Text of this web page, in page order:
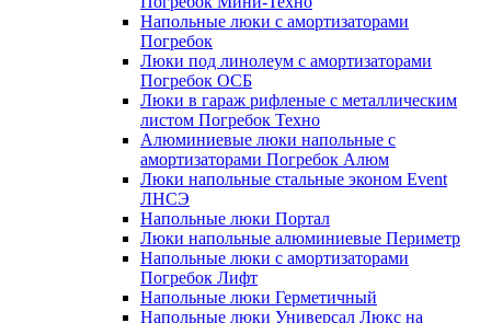
Напольные люки с амортизаторами
Погребок
Люки под линолеум с амортизаторами
Погребок ОСБ
Люки в гараж рифленые с металлическим
листом Погребок Техно
Алюминиевые люки напольные с
амортизаторами Погребок Алюм
Люки напольные стальные эконом Event
ЛНСЭ
Напольные люки Портал
Люки напольные алюминиевые Периметр
Напольные люки с амортизаторами
Погребок Лифт
Напольные люки Герметичный
Напольные люки Универсал Люкс на